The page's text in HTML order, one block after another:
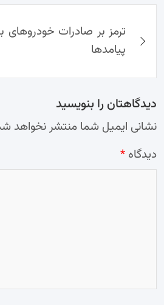
نوشته‌ها
ترمز بر صادرات خودروهای
پیامدها
دیدگاهتان را بنویسید
نشانی ایمیل شما منتشر نخواهد
دیدگاه *